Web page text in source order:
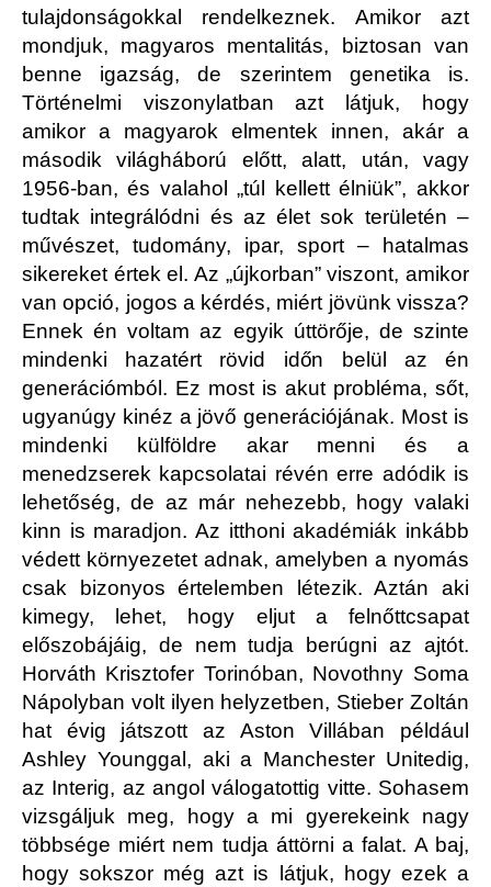
tulajdonságokkal rendelkeznek. Amikor azt
mondjuk, magyaros mentalitás, biztosan van
benne igazság, de szerintem genetika is.
Történelmi viszonylatban azt látjuk, hogy
amikor a magyarok elmentek innen, akár a
második világháború előtt, alatt, után, vagy
1956-ban, és valahol „túl kellett élniük”, akkor
tudtak integrálódni és az élet sok területén –
művészet, tudomány, ipar, sport – hatalmas
sikereket értek el. Az „újkorban” viszont, amikor
van opció, jogos a kérdés, miért jövünk vissza?
Ennek én voltam az egyik úttörője, de szinte
mindenki hazatért rövid időn belül az én
generációmból. Ez most is akut probléma, sőt,
ugyanúgy kinéz a jövő generációjának. Most is
mindenki külföldre akar menni és a
menedzserek kapcsolatai révén erre adódik is
lehetőség, de az már nehezebb, hogy valaki
kinn is maradjon. Az itthoni akadémiák inkább
védett környezetet adnak, amelyben a nyomás
csak bizonyos értelemben létezik. Aztán aki
kimegy, lehet, hogy eljut a felnőttcsapat
előszobájáig, de nem tudja berúgni az ajtót.
Horváth Krisztofer Torinóban, Novothny Soma
Nápolyban volt ilyen helyzetben, Stieber Zoltán
hat évig játszott az Aston Villában például
Ashley Younggal, aki a Manchester Unitedig,
az Interig, az angol válogatottig vitte. Sohasem
vizsgáljuk meg, hogy a mi gyerekeink nagy
többsége miért nem tudja áttörni a falat. A baj,
hogy sokszor még azt is látjuk, hogy ezek a